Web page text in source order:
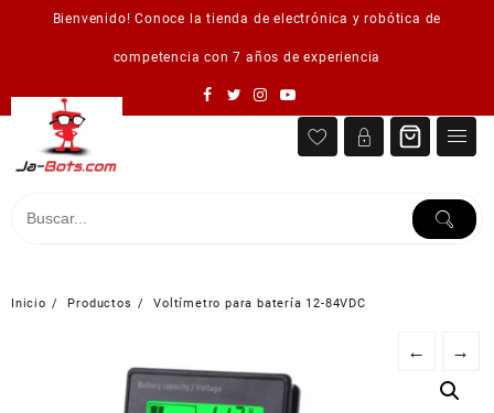
Bienvenido! Conoce la tienda de electrónica y robótica de
competencia con 7 años de experiencia
Inicio Productos Voltímetro para batería 12-84VDC
← →